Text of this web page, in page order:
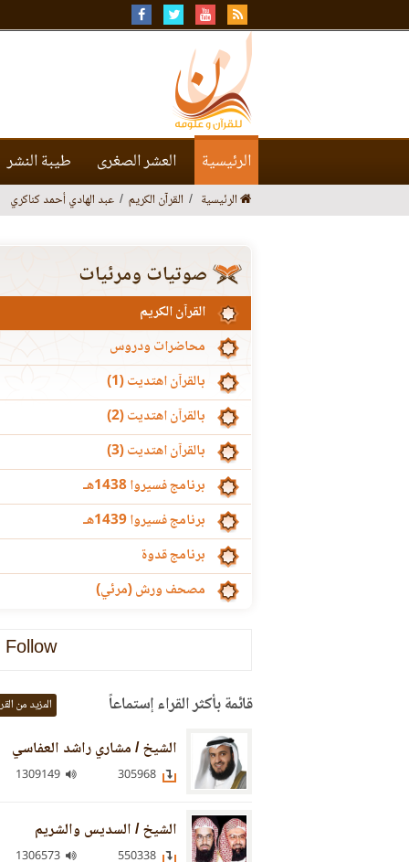
الرئيسية العشر الصغرى طيبة النشر
الرئيسية القرآن الكريم عبد الهادي أحمد كناكري
صوتيات ومرئيات
القرآن الكريم
محاضرات ودروس
بالقرآن اهتديت (1)
بالقرآن اهتديت (2)
بالقرآن اهتديت (3)
برنامج فسيروا 1438هـ
برنامج فسيروا 1439هـ
برنامج قدوة
مصحف ورش (مرئي)
Follow
قائمة بأكثر القراء إستماعاً المزيد من
الشيخ / مشاري راشد العفاسي
الشيخ / السديس والشريم